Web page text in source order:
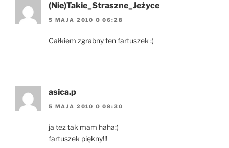
(Nie)Takie_Straszne_Jeżyce
5 MAJA 2010 O 06:28
Całkiem zgrabny ten fartuszek :)
asica.p
5 MAJA 2010 O 08:30
ja tez tak mam haha:)
fartuszek piękny!!!